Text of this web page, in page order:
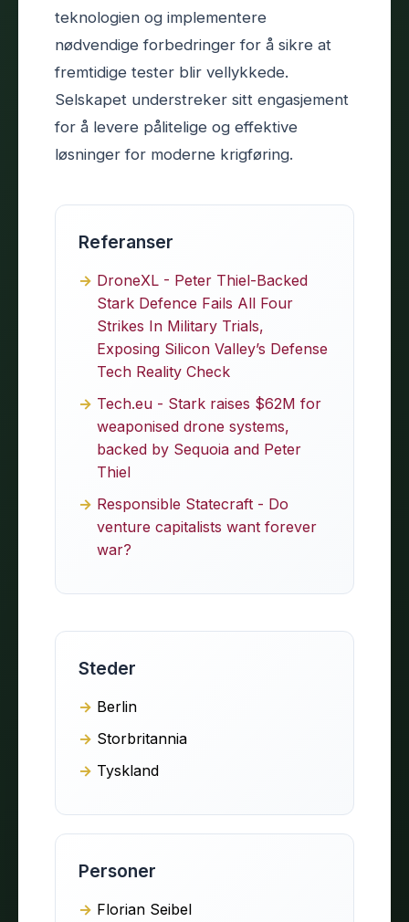
teknologien og implementere
nødvendige forbedringer for å sikre at
fremtidige tester blir vellykkede.
Selskapet understreker sitt engasjement
for å levere pålitelige og effektive
løsninger for moderne krigføring.
Referanser
DroneXL - Peter Thiel-Backed
Stark Defence Fails All Four
Strikes In Military Trials,
Exposing Silicon Valley’s Defense
Tech Reality Check
Tech.eu - Stark raises $62M for
weaponised drone systems,
backed by Sequoia and Peter
Thiel
Responsible Statecraft - Do
venture capitalists want forever
war?
Steder
Berlin
Storbritannia
Tyskland
Personer
Florian Seibel